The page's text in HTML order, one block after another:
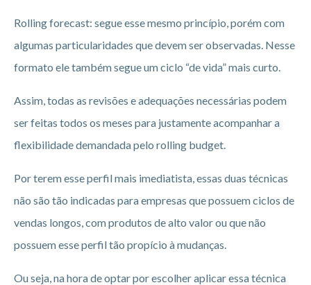
Rolling forecast: segue esse mesmo princípio, porém com
algumas particularidades que devem ser observadas. Nesse
formato ele também segue um ciclo “de vida” mais curto.
Assim, todas as revisões e adequações necessárias podem
ser feitas todos os meses para justamente acompanhar a
flexibilidade demandada pelo rolling budget.
Por terem esse perfil mais imediatista, essas duas técnicas
não são tão indicadas para empresas que possuem ciclos de
vendas longos, com produtos de alto valor ou que não
possuem esse perfil tão propício à mudanças.
Ou seja, na hora de optar por escolher aplicar essa técnica